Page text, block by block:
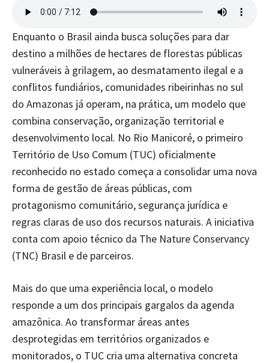
Enquanto o Brasil ainda busca soluções para dar
destino a milhões de hectares de florestas públicas
vulneráveis à grilagem, ao desmatamento ilegal e a
conflitos fundiários, comunidades ribeirinhas no sul
do Amazonas já operam, na prática, um modelo que
combina conservação, organização territorial e
desenvolvimento local. No Rio Manicoré, o primeiro
Território de Uso Comum (TUC) oficialmente
reconhecido no estado começa a consolidar uma nova
forma de gestão de áreas públicas, com
protagonismo comunitário, segurança jurídica e
regras claras de uso dos recursos naturais. A iniciativa
conta com apoio técnico da The Nature Conservancy
(TNC) Brasil e de parceiros.
Mais do que uma experiência local, o modelo
responde a um dos principais gargalos da agenda
amazônica. Ao transformar áreas antes
desprotegidas em territórios organizados e
monitorados, o TUC cria uma alternativa concreta